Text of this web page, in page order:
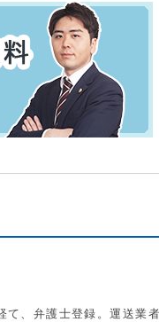
て、弁護士登録。運送業